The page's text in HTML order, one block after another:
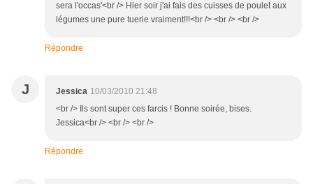
sera l'occas'<br /> Hier soir j'ai fais des cuisses de poulet aux
légumes une pure tuerie vraiment!!!<br /> <br /> <br />
Répondre
J Jessica 10/03/2010 21:48
<br /> Ils sont super ces farcis ! Bonne soirée, bises.
Jessica<br /> <br /> <br />
Répondre